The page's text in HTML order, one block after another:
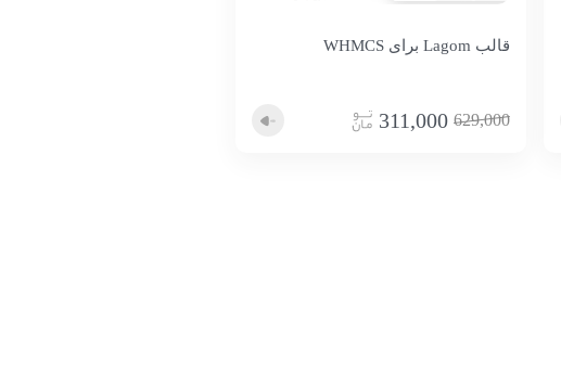
قالب Lagom برای WHMCS
311,000 629,000